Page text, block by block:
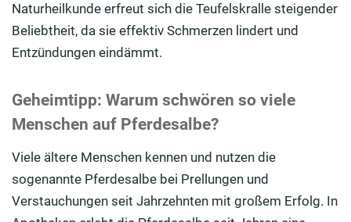
Naturheilkunde erfreut sich die Teufelskralle steigender
Beliebtheit, da sie effektiv Schmerzen lindert und
Entzündungen eindämmt.
Geheimtipp: Warum schwören so viele
Menschen auf Pferdesalbe?
Viele ältere Menschen kennen und nutzen die
sogenannte Pferdesalbe bei Prellungen und
Verstauchungen seit Jahrzehnten mit großem Erfolg. In